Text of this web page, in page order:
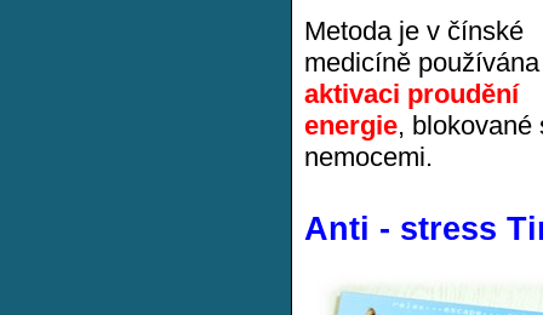
Metoda je v čínské
medicíně
aktivaci proudění
energie, blokované
nemocemi.
Anti - stress